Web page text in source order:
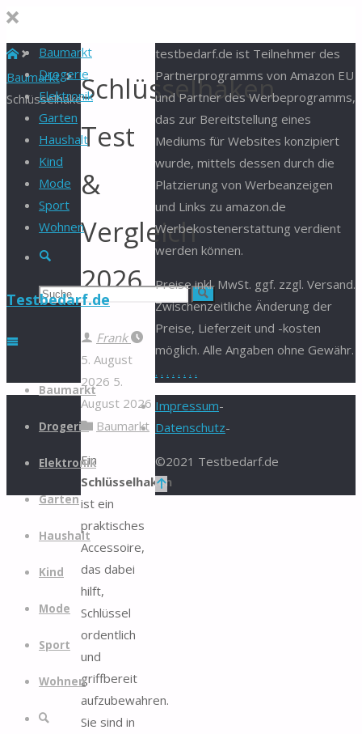
Baumarkt
Drogerie
Elektronik
Garten
Haushalt
Kind
Mode
Sport
Wohnen
Suche
Suchen Suche
Testbedarf.de
Zum
springen
Baumarkt
Drogerie
Elektronik
Garten
Haushalt
Kind
Mode
Sport
Wohnen
Suche
Start
Baumarkt
SchlüsselhakenSchlüsselhaken
Test
&
Vergleich
2026
Frank
5. August
2026 5.
August 2026
Baumarkt
Ein
Schlüsselhaken
ist ein
praktisches
Accessoire,
das dabei
hilft,
Schlüssel
ordentlich
und
griffbereit
aufzubewahren.
Sie sind in
testbedarf.de ist Teilnehmer des
Partnerprogramms von Amazon EU
und Partner des Werbeprogramms,
das zur Bereitstellung eines
Mediums für Websites konzipiert
wurde, mittels dessen durch die
Platzierung von Werbeanzeigen
und Links zu amazon.de
Werbekostenerstattung verdient
werden können.
Preise inkl. MwSt. ggf. zzgl. Versand.
Zwischenzeitliche Änderung der
Preise, Lieferzeit und -kosten
möglich. Alle Angaben ohne Gewähr.
. . . . . . . .
Impressum-
Datenschutz-
©2021 Testbedarf.de
Zurück